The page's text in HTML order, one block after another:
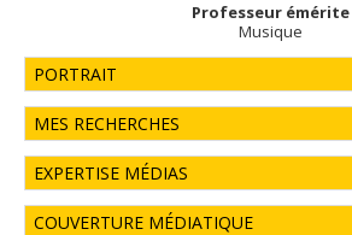
Professeur émérite
Musique
PORTRAIT
MES RECHERCHES
EXPERTISE MÉDIAS
COUVERTURE MÉDIATIQUE